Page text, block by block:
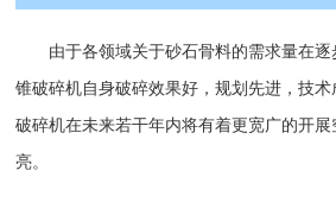
由于各领域关于砂石骨料的需求量在逐
锥破碎机自身破碎效果好，规划先进，技
破碎机在未来若干年内将有着更宽广的开
亮。